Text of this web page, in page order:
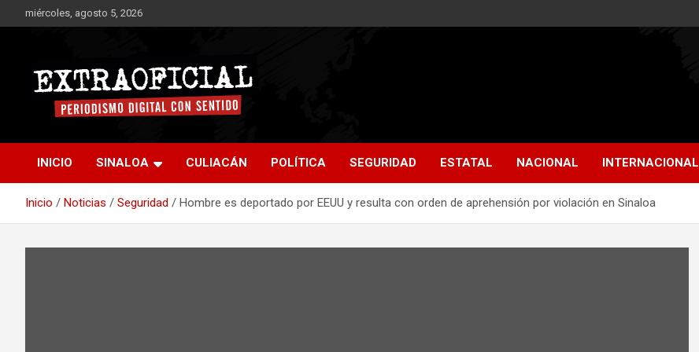
al
miércoles, agosto 5, 2026
Extraoficial
INICIO SINALOA CULIACÁN POLÍTICA SEGURIDAD ESTATAL NACIONAL INTERNACIONAL
Inicio Noticias Seguridad Hombre es deportado por EEUU y resulta con orden de aprehensión por violación en Sinaloa